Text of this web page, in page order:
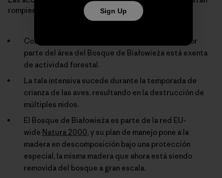
rompiendo una multitud de leyes y regulaciones:
Como sitio del Patrimonio de la UNESCO, la mayor
parte del área del Bosque de Białowieża está exenta
de actividad forestal.
La tala intensiva sucede durante la temporada de
crianza de las aves, resultando en la destrucción de
múltiples nidos.
El Bosque de Białowieża es parte de la red EU-
wide Natura 2000, y su plan de manejo pone a la
madera en descomposición bajo una protección
especial, la misma madera que ahora está siendo
removida del bosque a gran escala.
Sign Up